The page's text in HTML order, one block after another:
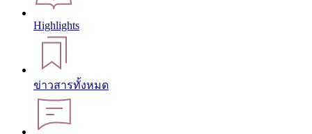
Highlights
ข่าวสารทั้งหมด